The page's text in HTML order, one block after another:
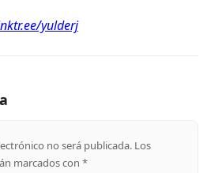
yulderj
no será publicada. Los
marcados con *